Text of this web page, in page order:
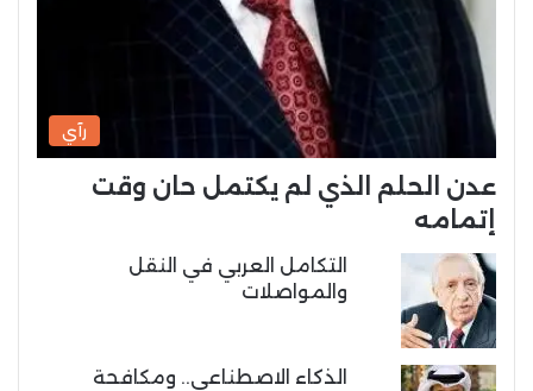
رآي
عدن الحلم الذي لم يكتمل حان وقت
إتمامه
التكامل العربي في النقل
والمواصلات
الذكاء الاصطناعي.. ومكافحة